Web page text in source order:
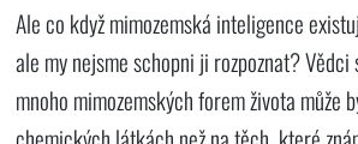
Ale co když mimozemská inteligence
ale my nejsme schopni ji rozpoznat? Vědci
mnoho mimozemských forem života může